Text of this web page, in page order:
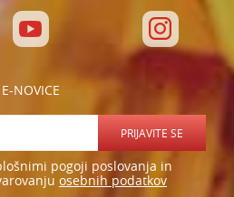
E-NOVICE
PRIJAVITE SE
pogoji poslovanja in
osebnih podatkov